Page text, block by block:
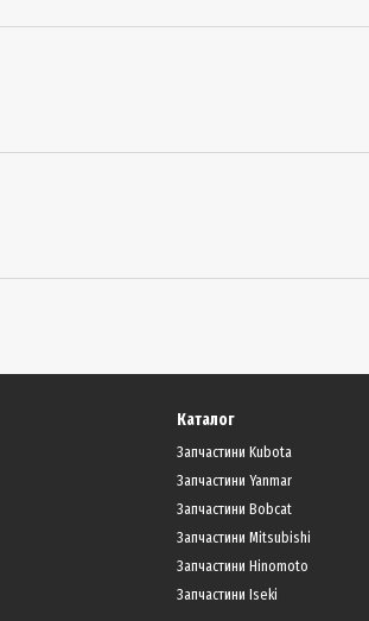
Каталог
Запчастини Kubota
Запчастини Yanmar
Запчастини Bobcat
Запчастини Mitsubishi
Запчастини Hinomoto
Запчастини Iseki